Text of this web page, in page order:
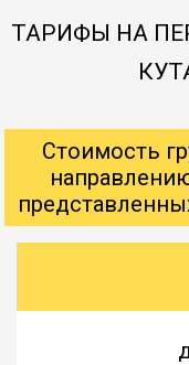
ТАРИФЫ НА
Стоимость